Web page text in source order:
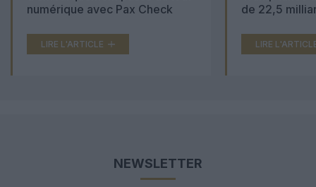
numérique avec Pax Check
LIRE L'ARTICLE
de 22,5
LIRE
NEWSLETTER